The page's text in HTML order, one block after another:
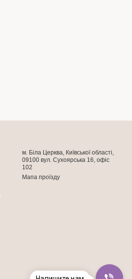
м. Біла Церква, Київської області,
09100 вул. Сухоярська 16, офіс
102
Мапа проїзду